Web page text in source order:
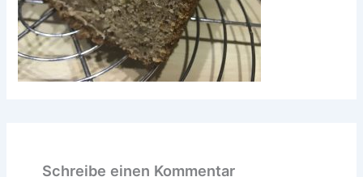
Schreibe einen Kommentar